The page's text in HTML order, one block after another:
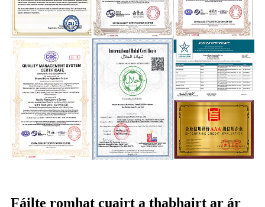
Fáilte romhat cuairt a thabhairt ar ár